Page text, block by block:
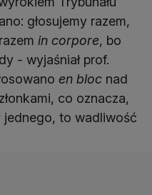
głosujemy razem,
in corpore, bo
- wyjaśniał prof.
en bloc nad
co oznacza,
to wadliwość